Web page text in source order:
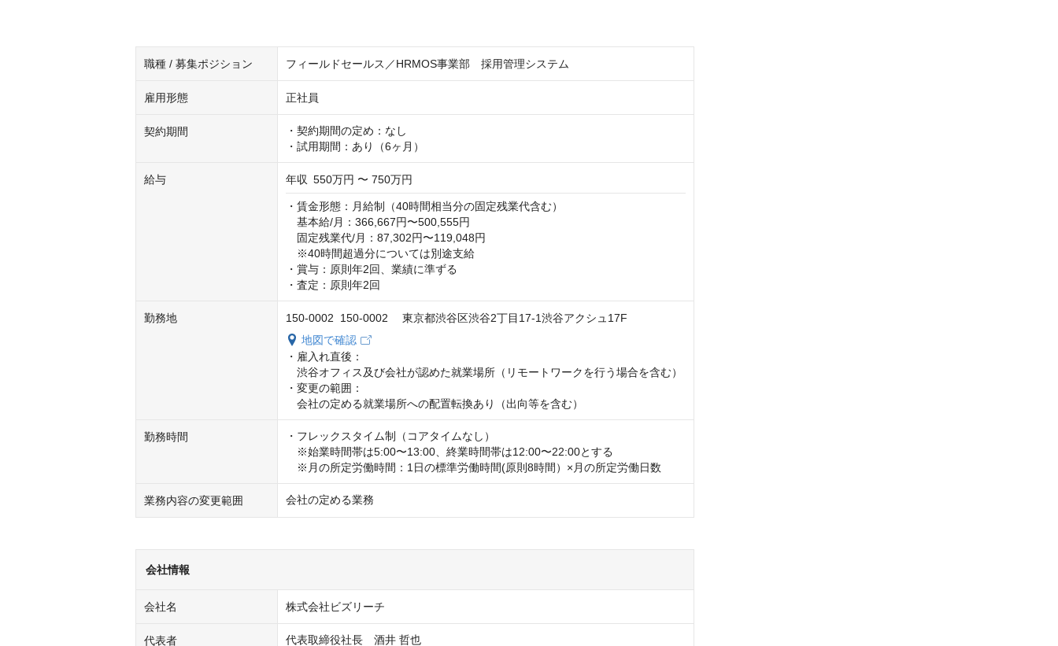
職種 / 募集ポジション フィールドセールス／HRMOS事業部 採用管理システム
雇用形態 正社員
契約期間
・契約期間の定め：なし
・試用期間：あり（6ヶ月）
給与 年収 550万円 〜 750万円
・賃金形態：月給制（40時間相当分の固定残業代含む）
基本給/月：366,667円〜500,555円
固定残業代/月：87,302円〜119,048円
※40時間超過分については別途支給
・賞与：原則年2回、業績に準ずる
・査定：原則年2回
勤務地
150-0002 150-0002 東京都渋谷区渋谷2丁目17-1渋谷アクシュ17F
地図で確認
・雇入れ直後：
渋谷オフィス及び会社が認めた就業場所（リモートワークを行う場合を含む）
・変更の範囲：
会社の定める就業場所への配置転換あり（出向等を含む）
勤務時間
・フレックスタイム制（コアタイムなし）
※始業時間帯は5:00〜13:00、終業時間帯は12:00〜22:00とする
※月の所定労働時間：1日の標準労働時間(原則8時間）×月の所定労働日数
業務内容の変更範囲 会社の定める業務
会社情報
会社名 株式会社ビズリーチ
代表者 代表取締役社長　酒井 哲也